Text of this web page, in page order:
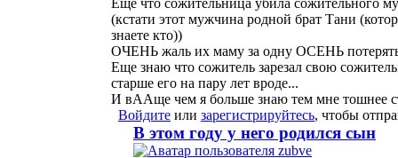
Еще что сожительница убила сожительного
(кстати этот мужчина родной брат Тани
знаете кто))
ОЧЕНЬ жаль их маму за одну ОСЕНЬ
Еще знаю что сожитель зарезал свою
старше его на пару лет вроде...
И вААще чем я больше знаю тем мне тошнее
Войдите или зарегистрируйтесь, чтобы
В этом году у него родился сын